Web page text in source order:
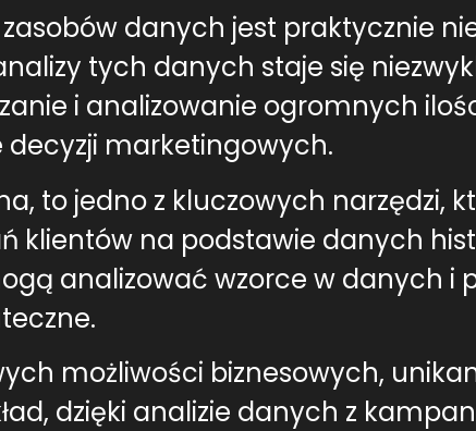
danych jest praktycznie
tych danych staje się
i analizowanie ogromnych
marketingowych.
to jedno z kluczowych narzędzi,
klientów na podstawie danych
analizować wzorce w danych i
możliwości biznesowych,
dzięki analizie danych z